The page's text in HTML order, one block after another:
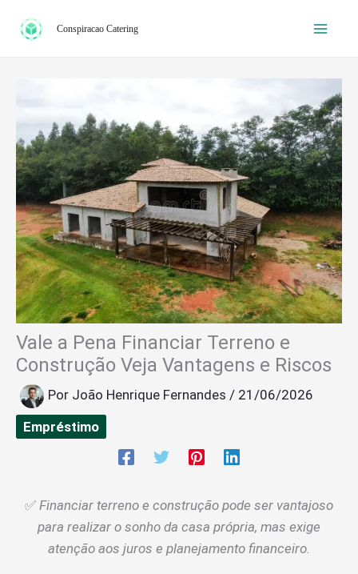
para
Conspiracao Catering
Vale a Pena Financiar Terreno e
Construção Veja Vantagens e Riscos
Por João Henrique Fernandes / 21/06/2026
Empréstimo
✅ Financiar terreno e construção pode ser vantajoso
para realizar o sonho da casa própria, mas exige
atenção aos juros e planejamento financeiro.